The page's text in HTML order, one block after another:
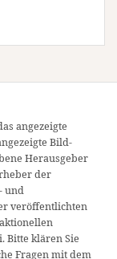
angezeigte
Bild-
Herausgeber
der
und
veröffentlichten
Bitte klären Sie
Fragen mit dem